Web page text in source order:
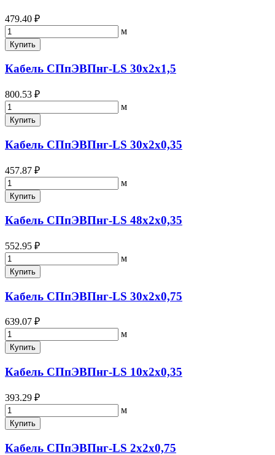
479.40 ₽
м
Купить
Кабель СПпЭВПнг-LS 30х2х1,5
800.53 ₽
м
Купить
Кабель СПпЭВПнг-LS 30х2х0,35
457.87 ₽
м
Купить
Кабель СПпЭВПнг-LS 48х2х0,35
552.95 ₽
м
Купить
Кабель СПпЭВПнг-LS 30х2х0,75
639.07 ₽
м
Купить
Кабель СПпЭВПнг-LS 10х2х0,35
393.29 ₽
м
Купить
Кабель СПпЭВПнг-LS 2х2х0,75